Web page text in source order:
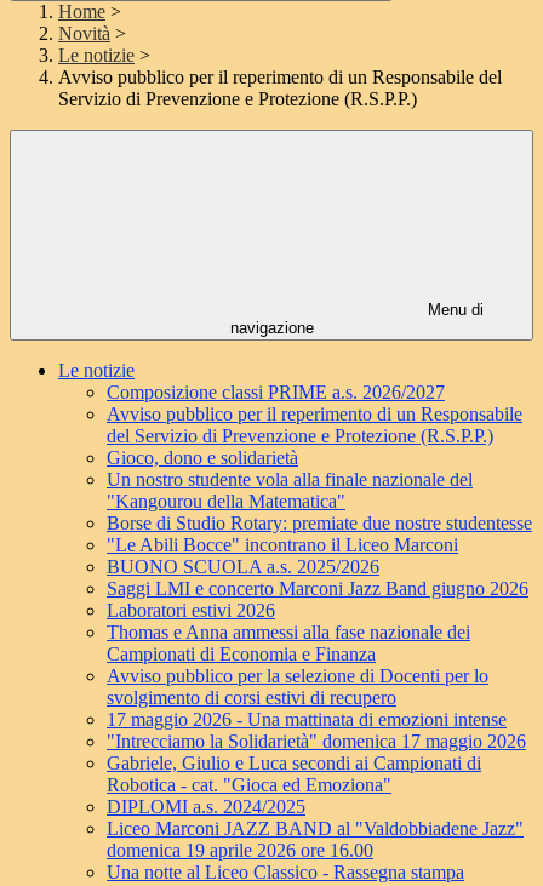
Home >
Novità >
Le notizie >
Avviso pubblico per il reperimento di un Responsabile del
Servizio di Prevenzione e Protezione (R.S.P.P.)
Menu di
navigazione
Le notizie
Composizione classi PRIME a.s. 2026/2027
Avviso pubblico per il reperimento di un Responsabile
del Servizio di Prevenzione e Protezione (R.S.P.P.)
Gioco, dono e solidarietà
Un nostro studente vola alla finale nazionale del
"Kangourou della Matematica"
Borse di Studio Rotary: premiate due nostre studentesse
"Le Abili Bocce" incontrano il Liceo Marconi
BUONO SCUOLA a.s. 2025/2026
Saggi LMI e concerto Marconi Jazz Band giugno 2026
Laboratori estivi 2026
Thomas e Anna ammessi alla fase nazionale dei
Campionati di Economia e Finanza
Avviso pubblico per la selezione di Docenti per lo
svolgimento di corsi estivi di recupero
17 maggio 2026 - Una mattinata di emozioni intense
"Intrecciamo la Solidarietà" domenica 17 maggio 2026
Gabriele, Giulio e Luca secondi ai Campionati di
Robotica - cat. "Gioca ed Emoziona"
DIPLOMI a.s. 2024/2025
Liceo Marconi JAZZ BAND al "Valdobbiadene Jazz"
domenica 19 aprile 2026 ore 16.00
Una notte al Liceo Classico - Rassegna stampa